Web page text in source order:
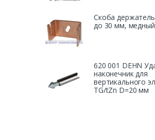
Скоба
до 30 мм, медный
620 001 DEHN
наконечник для
вертикального
TG/tZn D=20 мм